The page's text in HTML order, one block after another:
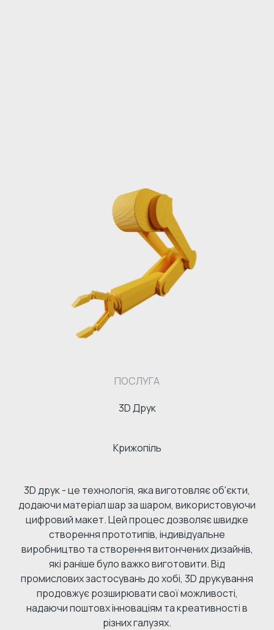
ПОСЛУГА
3D Друк
Крижопіль
3D друк - це технологія, яка виготовляє об'єкти,
додаючи матеріал шар за шаром, використовуючи
цифровий макет. Цей процес дозволяє швидке
створення прототипів, індивідуальне
виробництво та створення витончених дизайнів,
які раніше було важко виготовити. Від
промислових застосувань до хобі, 3D друкування
продовжує розширювати свої можливості,
надаючи поштовх інноваціям та креативності в
різних галузях.